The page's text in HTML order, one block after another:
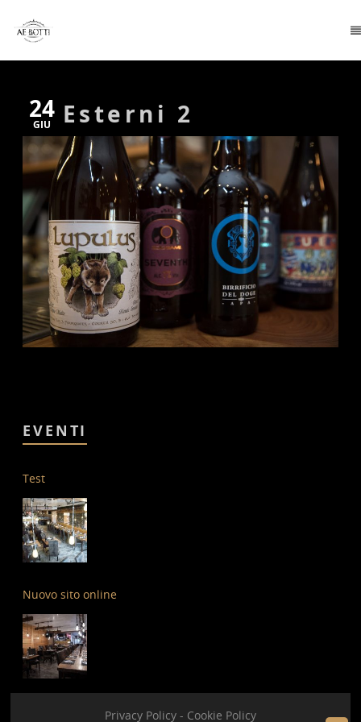
24
GIU Esterni 2
EVENTI
Test
Nuovo sito online
Privacy Policy - Cookie Policy